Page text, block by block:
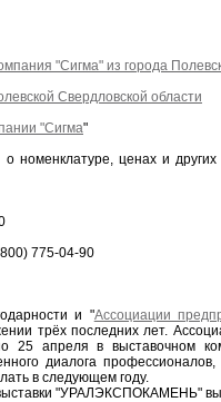
"Сигма" из города
Свердловской области
"Сигма"
номенклатуре, ценах и
775-04-90
и "Ассоциации
трёх последних лет.
апреля в выставочном
диалога
в следующем году.
"УРАЛЭКСПОКАМЕНЬ"